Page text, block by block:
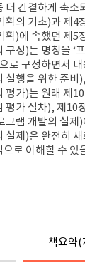
더 간결하게 축소
획의 기초)과 제4
획 )에 속했던 제5
구성)는 명칭을 ‘
으로 구성하면서
실행을 위한 준비
평가)는 원래 제10
평가 절차),제10
그램 개발의 실제)
실제)은 완전히
로 이해할 수 있
책요약(